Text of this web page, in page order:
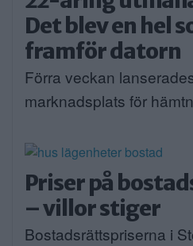
Det blev en hel
framför datorn
Förra veckan
marknadsplats för
Priser på
– villor stiger
Bostadsrättspriserna i